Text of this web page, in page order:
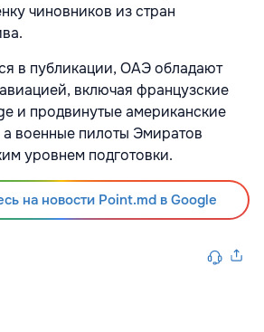
чиновников из стран
в публикации, ОАЭ обладают
включая французские
и продвинутые американские
а военные пилоты Эмиратов
уровнем подготовки.
на новости Point.md в Google